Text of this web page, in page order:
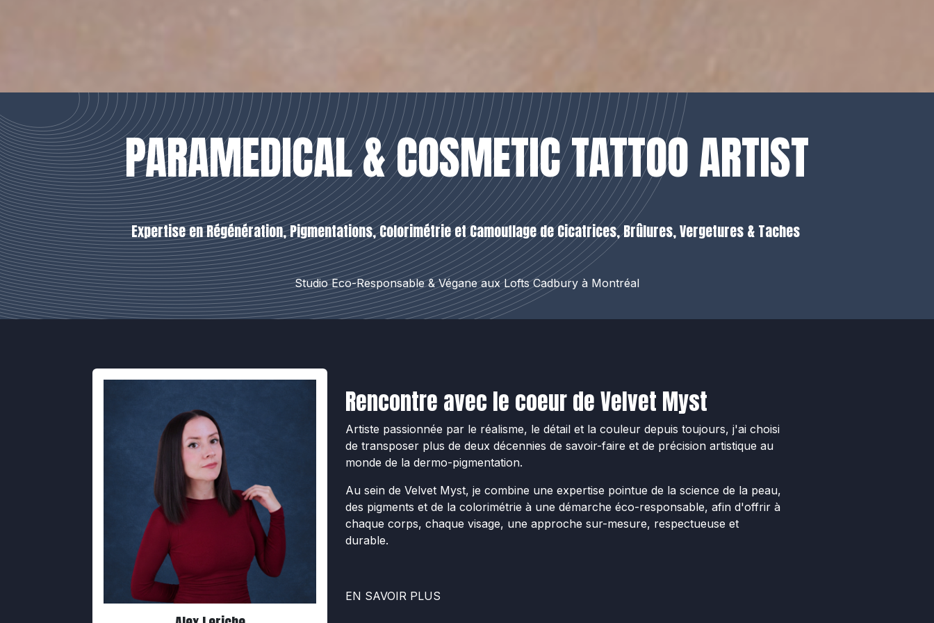
PARAMEDICAL & COSMETIC TATTOO ARTIST
Expertise en Régénération, Pigmentations, Colorimétrie et Camouflage de Cicatrices, Brûlures, Vergetures & Taches
Studio Eco-Responsable & Végane aux Lofts Cadbury à Montréal
Rencontre avec le coeur de Velvet Myst
Artiste passionnée par le réalisme, le détail et la couleur depuis toujours, j'ai choisi
de transposer plus de deux décennies de savoir-faire et de précision artistique au
monde de la dermo-pigmentation.
Au sein de Velvet Myst, je combine une expertise pointue de la science de la peau,
des pigments et de la colorimétrie à une démarche éco-responsable, afin d'offrir à
chaque corps, chaque visage, une approche sur-mesure, respectueuse et
durable.
EN SAVOIR PLUS